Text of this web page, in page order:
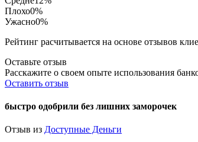
Плохо0%
Ужасно0%
Рейтинг расчитывается на основе отзывов
Оставьте отзыв
Расскажите о своем опыте использования
Оставить отзыв
быстро одобрили без лишних заморочек
Отзыв из Доступные Деньги